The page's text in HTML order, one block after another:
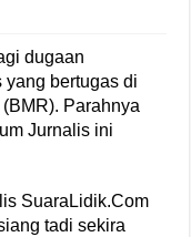
dugaan
yang bertugas di
Parahnya
Jurnalis ini
SuaraLidik.Com
tadi sekira